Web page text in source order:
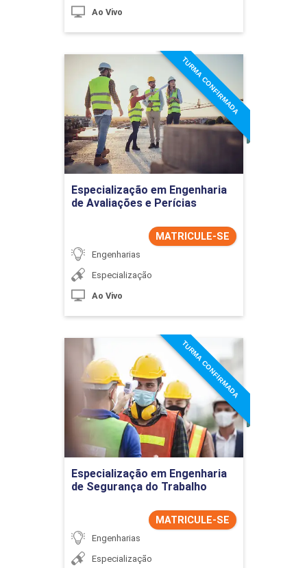
Ao Vivo
Especialização em Engenharia
de Avaliações e Perícias
TURMA CONFIRMADA
MATRICULE-SE
Engenharias
Especialização
Ao Vivo
Especialização em
Engenharia de Avaliações e
Perícias
Detalhes do curso
Especialização em Engenharia
de Segurança do Trabalho
TURMA CONFIRMADA
MATRICULE-SE
Engenharias
Especialização
Especialização em
Engenharia de Segurança
do Trabalho
Detalhes do curso